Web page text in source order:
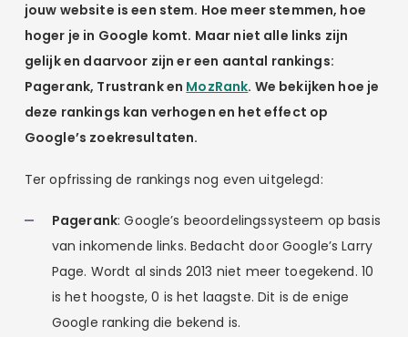
jouw website is een stem. Hoe meer stemmen, hoe
hoger je in Google komt. Maar niet alle links zijn
gelijk en daarvoor zijn er een aantal rankings:
Pagerank, Trustrank en MozRank. We bekijken hoe je
deze rankings kan verhogen en het effect op
Google’s zoekresultaten.
Ter opfrissing de rankings nog even uitgelegd:
Pagerank: Google’s beoordelingssysteem op basis
van inkomende links. Bedacht door Google’s Larry
Page. Wordt al sinds 2013 niet meer toegekend. 10
is het hoogste, 0 is het laagste. Dit is de enige
Google ranking die bekend is.